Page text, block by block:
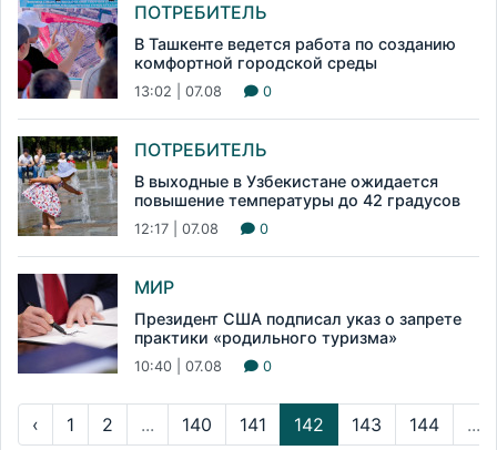
ПОТРЕБИТЕЛЬ
В Ташкенте ведется работа по созданию
комфортной городской среды
13:02 | 07.08 0
ПОТРЕБИТЕЛЬ
В выходные в Узбекистане ожидается
повышение температуры до 42 градусов
12:17 | 07.08 0
МИР
Президент США подписал указ о запрете
практики «родильного туризма»
10:40 | 07.08 0
‹ 1 2 ... 140 141 142 143 144 ...